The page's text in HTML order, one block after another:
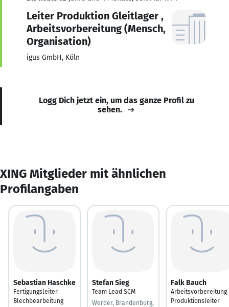
Leiter Produktion Gleitlager ,
Arbeitsvorbereitung (Mensch,
Organisation)
igus GmbH, Köln
Logg Dich jetzt ein, um das ganze Profil zu
sehen.
XING Mitglieder mit ähnlichen
Profilangaben
Sebastian Haschke
Fertigungsleiter
Blechbearbeitung
Stefan Sieg
Team Lead SCM
Werder, Brandenburg,
Falk Bauch
Arbeitsvorbereitung
Produktionsleiter